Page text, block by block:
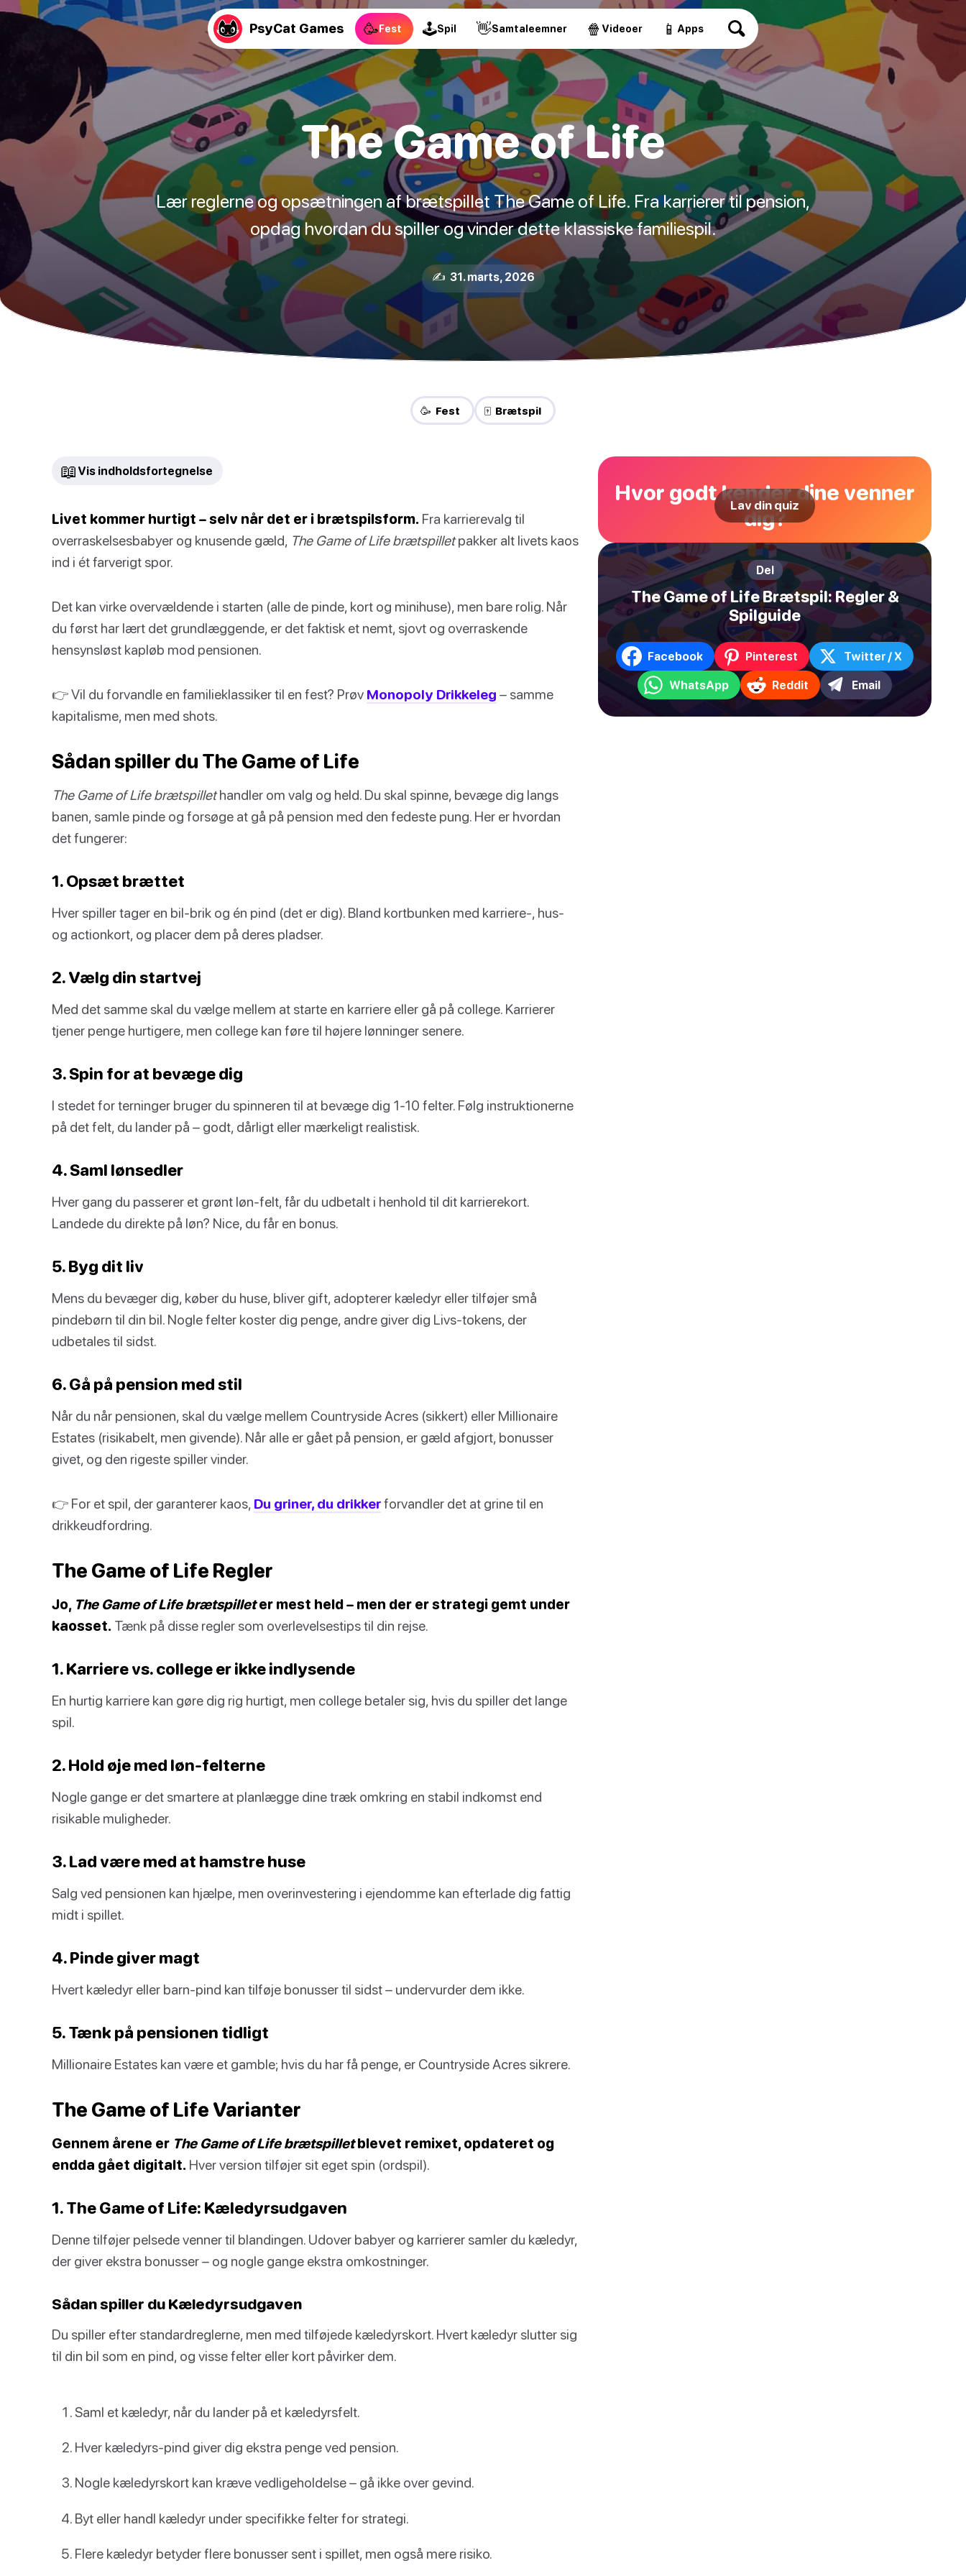
PsyCat Games 🥳Fest 🕹Spil 👋Samtaleemner 🍿 Videoer 📱 Apps
The Game of Life
Lær reglerne og opsætningen af brætspillet The Game of Life. Fra karrierer til pension,
opdag hvordan du spiller og vinder dette klassiske familiespil.
✍️ 31. marts, 2026
🥳 Fest 🀄 Brætspil
📖 Vis indholdsfortegnelse
Livet kommer hurtigt – selv når det er i brætspilsform. Fra karrierevalg til
overraskelsesbabyer og knusende gæld, The Game of Life brætspilletpakker alt livets kaos
ind i ét farverigt spor.
Det kan virke overvældende i starten (alle de pinde, kort og minihuse), men bare rolig. Når
du først har lært det grundlæggende, er det faktisk et nemt, sjovt og overraskende
hensynsløst kapløb mod pensionen.
👉 Vil du forvandle en familieklassiker til en fest? Prøv Monopoly Drikkeleg – samme
kapitalisme, men med shots.
Sådan spiller du The Game of Life
The Game of Life brætspillethandler om valg og held. Du skal spinne, bevæge dig langs
banen, samle pinde og forsøge at gå på pension med den fedeste pung. Her er hvordan
det fungerer:
1. Opsæt brættet
Hver spiller tager en bil-brik og én pind (det er dig). Bland kortbunken med karriere-, hus-
og actionkort, og placer dem på deres pladser.
2. Vælg din startvej
Med det samme skal du vælge mellem at starte en karriere eller gå på college. Karrierer
tjener penge hurtigere, men college kan føre til højere lønninger senere.
3. Spin for at bevæge dig
I stedet for terninger bruger du spinneren til at bevæge dig 1-10 felter. Følg instruktionerne
på det felt, du lander på – godt, dårligt eller mærkeligt realistisk.
4. Saml lønsedler
Hver gang du passerer et grønt løn-felt, får du udbetalt i henhold til dit karrierekort.
Landede du direkte på løn? Nice, du får en bonus.
5. Byg dit liv
Mens du bevæger dig, køber du huse, bliver gift, adopterer kæledyr eller tilføjer små
pindebørn til din bil. Nogle felter koster dig penge, andre giver dig Livs-tokens, der
udbetales til sidst.
6. Gå på pension med stil
Når du når pensionen, skal du vælge mellem Countryside Acres (sikkert) eller Millionaire
Estates (risikabelt, men givende). Når alle er gået på pension, er gæld afgjort, bonusser
givet, og den rigeste spiller vinder.
👉 For et spil, der garanterer kaos, Du griner, du drikkerforvandler det at grine til en
drikkeudfordring.
The Game of Life Regler
Jo, The Game of Life brætspilleter mest held – men der er strategi gemt under
kaosset. Tænk på disse regler som overlevelsestips til din rejse.
1. Karriere vs. college er ikke indlysende
En hurtig karriere kan gøre dig rig hurtigt, men college betaler sig, hvis du spiller det lange
spil.
2. Hold øje med løn-felterne
Nogle gange er det smartere at planlægge dine træk omkring en stabil indkomst end
risikable muligheder.
3. Lad være med at hamstre huse
Salg ved pensionen kan hjælpe, men overinvestering i ejendomme kan efterlade dig fattig
midt i spillet.
4. Pinde giver magt
Hvert kæledyr eller barn-pind kan tilføje bonusser til sidst – undervurder dem ikke.
5. Tænk på pensionen tidligt
Millionaire Estates kan være et gamble; hvis du har få penge, er Countryside Acres sikrere.
The Game of Life Varianter
Gennem årene er The Game of Life brætspilletblevet remixet, opdateret og
endda gået digitalt. Hver version tilføjer sit eget spin (ordspil).
1. The Game of Life: Kæledyrsudgaven
Denne tilføjer pelsede venner til blandingen. Udover babyer og karrierer samler du kæledyr,
der giver ekstra bonusser – og nogle gange ekstra omkostninger.
Sådan spiller du Kæledyrsudgaven
Du spiller efter standardreglerne, men med tilføjede kæledyrskort. Hvert kæledyr slutter sig
til din bil som en pind, og visse felter eller kort påvirker dem.
Saml et kæledyr, når du lander på et kæledyrsfelt.
Hver kæledyrs-pind giver dig ekstra penge ved pension.
Nogle kæledyrskort kan kræve vedligeholdelse – gå ikke over gevind.
Byt eller handl kæledyr under specifikke felter for strategi.
Flere kæledyr betyder flere bonusser sent i spillet, men også mere risiko.
Hvor godt kender dine venner
dig?
Lav din quiz
Del
The Game of Life Brætspil: Regler &
Spilguide
Facebook Pinterest Twitter / X
WhatsApp Reddit Email